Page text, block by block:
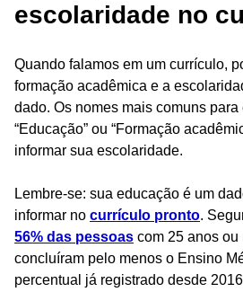
escolaridade no
Quando falamos em um currículo,
formação acadêmica e a
dado. Os nomes mais comuns
“Educação” ou “Formação
informar sua escolaridade.
Lembre-se: sua educação é um
informar no currículo pronto.
56% das pessoas com 25 anos ou
concluíram pelo menos o Ensino
percentual já registrado desde